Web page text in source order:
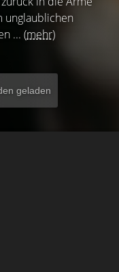
unglaublichen
... (mehr)
geladen